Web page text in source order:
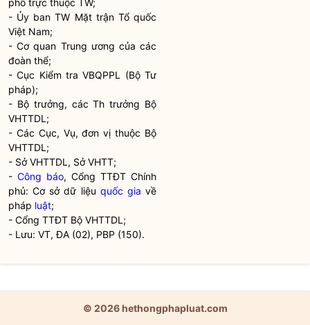
phố trực thuộc TW;
- Ủy ban TW Mặt trận Tổ quốc
Việt Nam;
- Cơ quan Trung ương của các
đoàn thể;
- Cục Kiểm tra VBQPPL (Bộ Tư
pháp);
- Bộ trưởng, các Th trưởng Bộ
VHTTDL;
- Các Cục, Vụ, đơn vị thuộc Bộ
VHTTDL;
- Sở VHTTDL, Sở VHTT;
-Công báo, Cổng TTĐT Chính
phủ: Cơ sở dữ liệu quốc gia về
pháp luật;
- Cổng TTĐT Bộ VHTTDL;
- Lưu: VT, ĐA (02), PBP (150).
© 2026 hethongphapluat.com